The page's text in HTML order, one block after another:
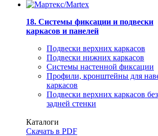
18. Системы фиксации и подвески
каркасов и панелей
Подвески верхних каркасов
Подвески нижних каркасов
Системы настенной фиксации
Профили, кронштейны для
каркасов
Подвески верхних каркасов без
задней стенки
Каталоги
Скачать в PDF